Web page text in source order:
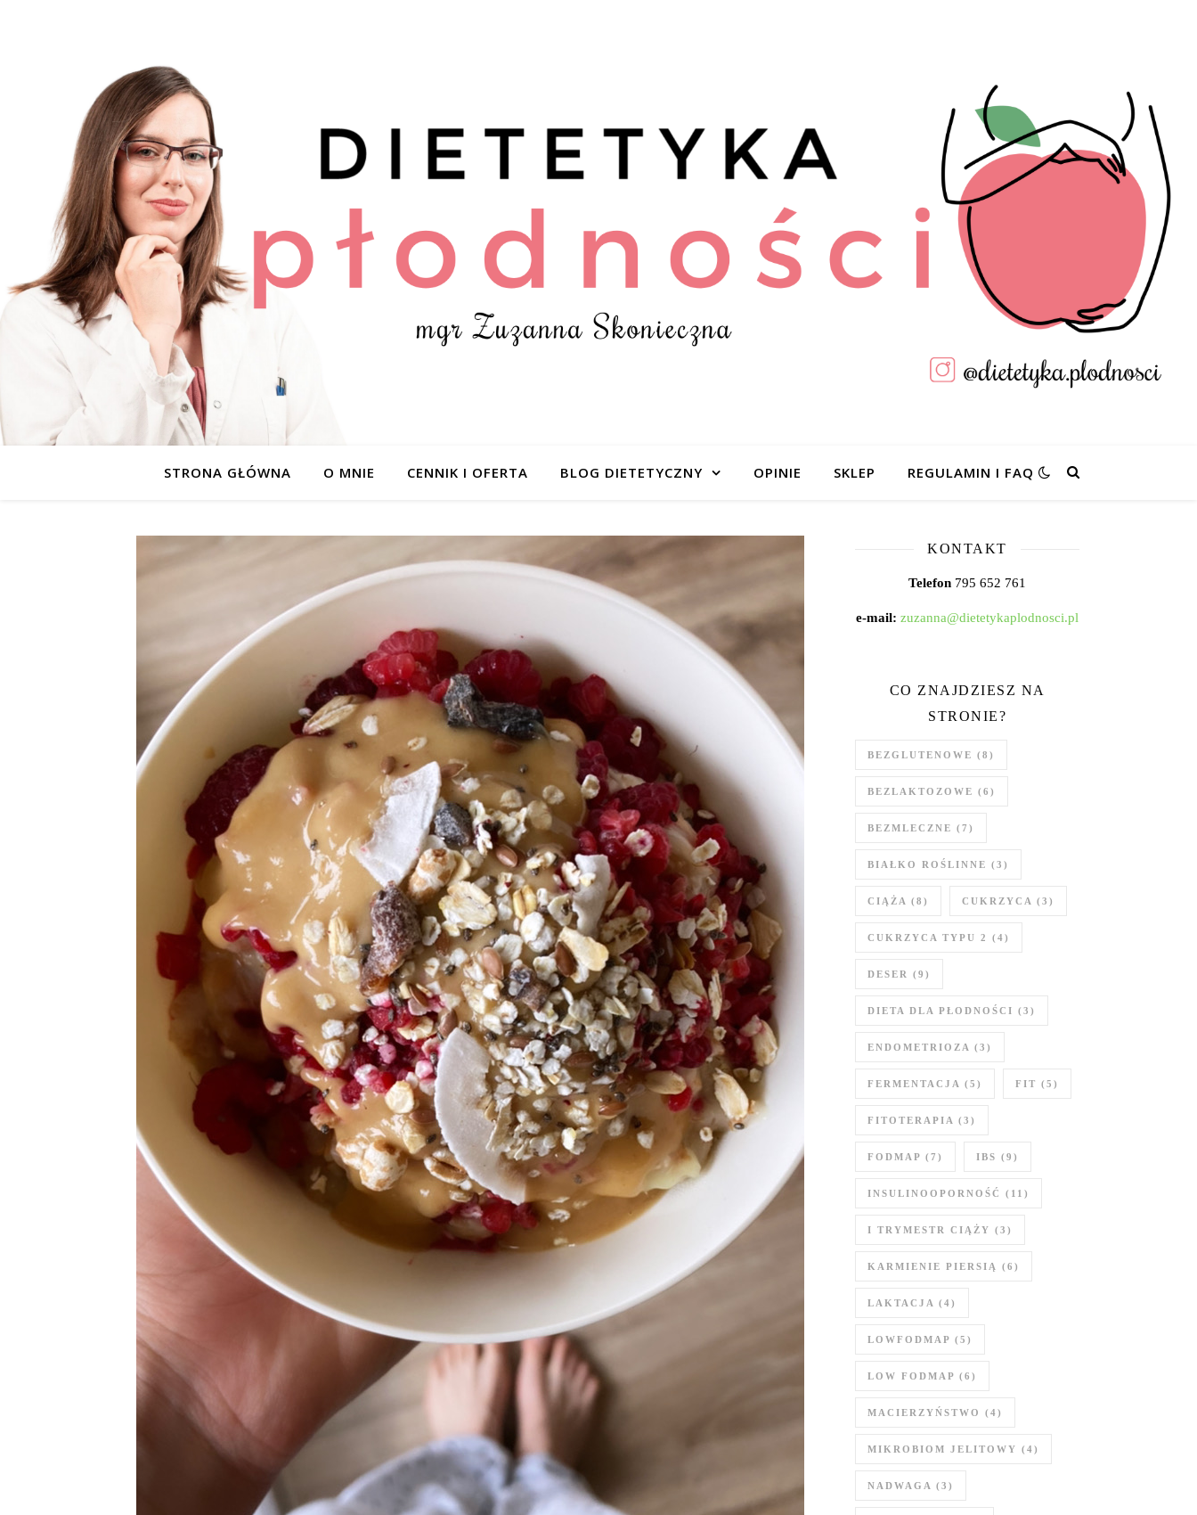
STRONA GŁÓWNA O MNIE CENNIK I OFERTA BLOG DIETETYCZNY OPINIE SKLEP REGULAMIN I FAQ
KONTAKT
Telefon 795 652 761
e-mail: zuzanna@dietetykaplodnosci.pl
CO ZNAJDZIESZ NA
STRONIE?
BEZGLUTENOWE (8)
BEZLAKTOZOWE (6)
BEZMLECZNE (7)
BIAŁKO ROŚLINNE (3)
CIĄŻA (8) CUKRZYCA (3)
CUKRZYCA TYPU 2 (4)
DESER (9)
DIETA DLA PŁODNOŚCI (3)
ENDOMETRIOZA (3)
FERMENTACJA (5) FIT (5)
FITOTERAPIA (3)
FODMAP (7) IBS (9)
INSULINOOPORNOŚĆ (11)
I TRYMESTR CIĄŻY (3)
KARMIENIE PIERSIĄ (6)
LAKTACJA (4)
LOWFODMAP (5)
LOW FODMAP (6)
MACIERZYŃSTWO (4)
MIKROBIOM JELITOWY (4)
NADWAGA (3)